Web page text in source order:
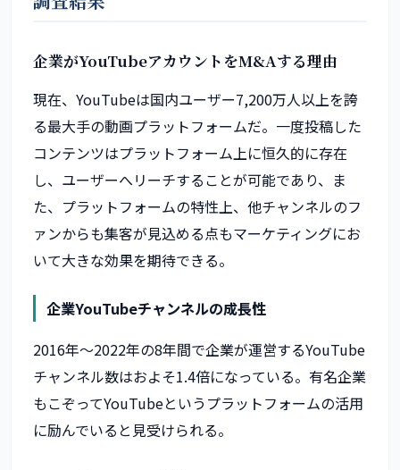
企業がYouTubeアカウントをM&Aする理由
現在、YouTubeは国内ユーザー7,200万人以上を誇
る最大手の動画プラットフォームだ。一度投稿した
コンテンツはプラットフォーム上に恒久的に存在
し、ユーザーへリーチすることが可能であり、ま
た、プラットフォームの特性上、他チャンネルのフ
ァンからも集客が見込める点もマーケティングにお
いて大きな効果を期待できる。
企業YouTubeチャンネルの成長性
2016年〜2022年の8年間で企業が運営するYouTube
チャンネル数はおよそ1.4倍になっている。有名企業
もこぞってYouTubeというプラットフォームの活用
に励んでいると見受けられる。